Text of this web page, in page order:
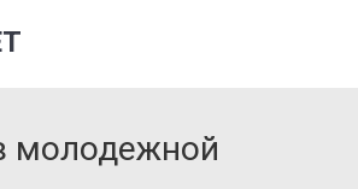
молодежной